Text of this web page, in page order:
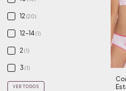
12(20)
12-14 (1)
2(1)
3 (1)
VER TODOS